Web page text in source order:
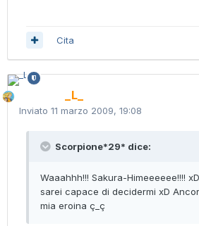
Cita
_L_
Inviato 11 marzo 2009, 19:08
Scorpione*29* dice:
Waaahhh!!! Sakura-Himeeeeee!!!!
sarei capace di decidermi xD
mia eroina ç_ç